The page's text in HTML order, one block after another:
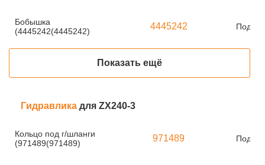
Бобышка
(4445242(4445242)
4445242 Под
Показать ещё
Гидравлика для ZX240-3
Кольцо под г/шланги
(971489(971489)
971489 Под